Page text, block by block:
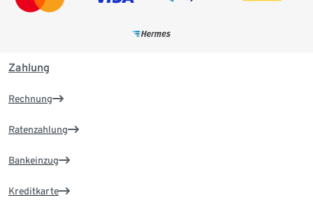
Zahlung
Rechnung
Ratenzahlung
Bankeinzug
Kreditkarte